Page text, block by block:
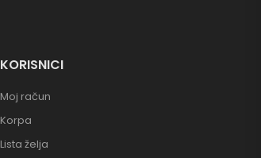
KORISNICI
Moj račun
Korpa
Lista želja